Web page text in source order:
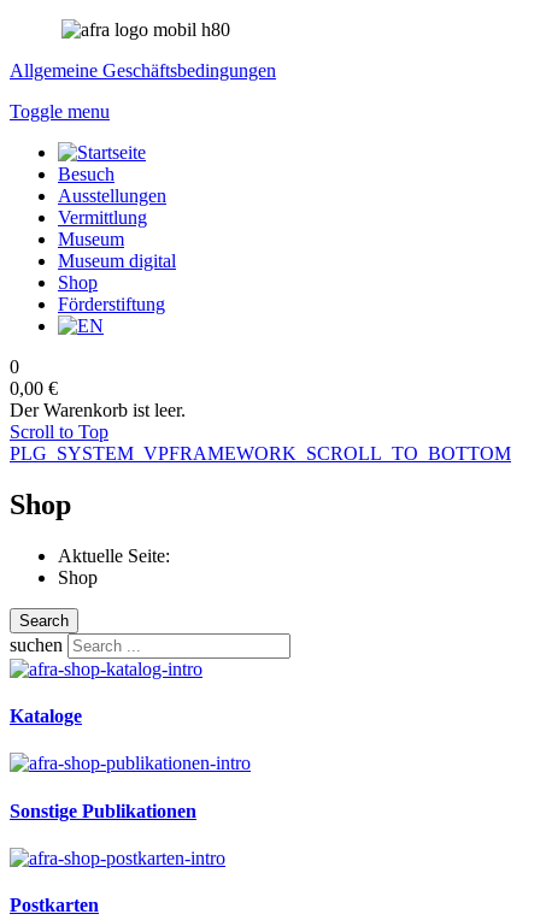
Allgemeine Geschäftsbedingungen
Toggle menu
Besuch
Ausstellungen
Vermittlung
Museum
Museum digital
Shop
Förderstiftung
0
0,00 €
Der Warenkorb ist leer.
Scroll to Top
PLG_SYSTEM_VPFRAMEWORK_SCROLL_TO_BOTTOM
Shop
Aktuelle Seite:
Shop
Search
suchen
Kataloge
Sonstige Publikationen
Postkarten